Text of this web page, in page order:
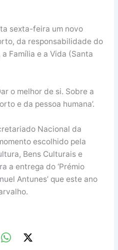
sexta-feira um novo
da responsabilidade do
Família e a Vida (Santa
o melhor de si. Sobre a
e da pessoa humana’.
Nacional da
escolhido pela
Bens Culturais e
a entrega do ‘Prémio
Antunes’ que este ano